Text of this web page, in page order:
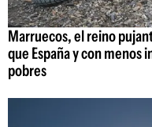
Marruecos, el reino
que España y con menos
pobres